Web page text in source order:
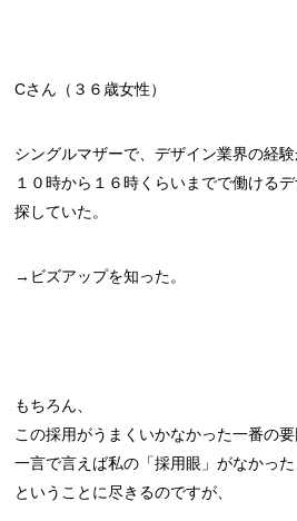
Cさん（３６歳女性）
シングルマザーで、デザイン業界の経験
１０時から１６時くらいまでで働ける
探していた。
→ビズアップを知った。
もちろん、
この採用がうまくいかなかった一番の
一言で言えば私の「採用眼」がなかった
ということに尽きるのですが、